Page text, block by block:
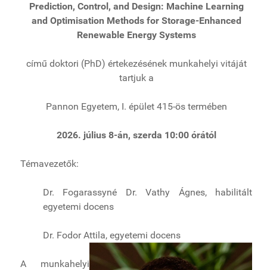
Prediction, Control, and Design: Machine Learning
and Optimisation Methods for Storage-Enhanced
Renewable Energy Systems
című doktori (PhD) értekezésének munkahelyi vitáját
tartjuk a
Pannon Egyetem, I. épület 415-ös termében
2026. július 8-án, szerda 10:00 órától
Témavezetők:
Dr. Fogarassyné Dr. Vathy Ágnes, habilitált
egyetemi docens
Dr. Fodor Attila, egyetemi docens
A munkahelyi